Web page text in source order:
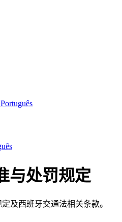
Português
与处罚规定
及西班牙交通法相关条款。